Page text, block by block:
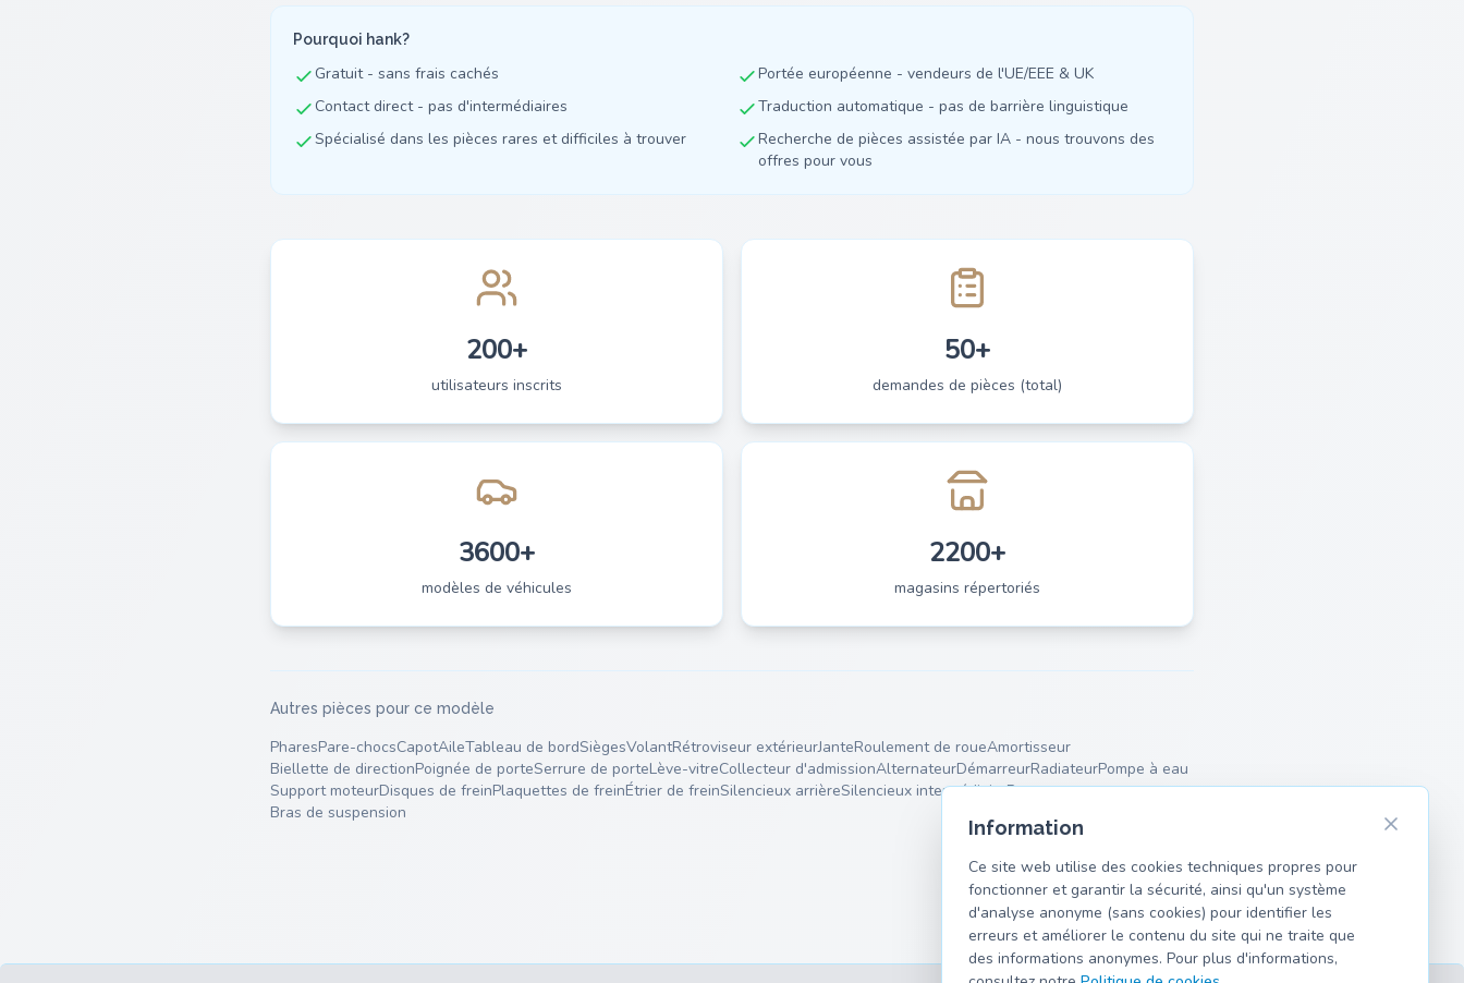
Pourquoi hank?
Gratuit - sans frais cachés
Portée européenne - vendeurs de l'UE/EEE & UK
Contact direct - pas d'intermédiaires
Traduction automatique - pas de barrière linguistique
Spécialisé dans les pièces rares et difficiles à trouver
Recherche de pièces assistée par IA - nous trouvons des
offres pour vous
200+
utilisateurs inscrits
50+
demandes de pièces (total)
3600+
modèles de véhicules
2200+
magasins répertoriés
Autres pièces pour ce modèle
PharesPare-chocsCapotAileTableau de bordSiègesVolantRétroviseur extérieurJanteRoulement de roueAmortisseur
Biellette de directionPoignée de porteSerrure de porteLève-vitreCollecteur d'admissionAlternateurDémarreurRadiateurPompe à eau
Support moteurDisques de freinPlaquettes de freinÉtrier de freinSilencieux arrièreSilencieux intermédiaireRessorts
Bras de suspension
Information
Ce site web utilise des cookies techniques propres pour
fonctionner et garantir la sécurité, ainsi qu'un système
d'analyse anonyme (sans cookies) pour identifier les
erreurs et améliorer le contenu du site qui ne traite que
des informations anonymes. Pour plus d'informations,